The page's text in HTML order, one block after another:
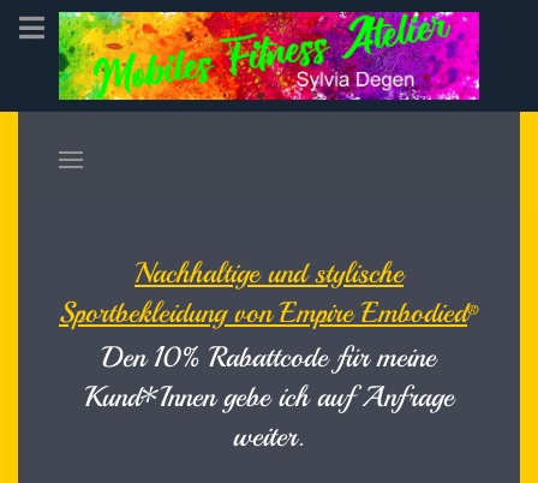
Nachhaltige und stylische
Sportbekleidung von Empire Embodied®
Den 10% Rabattcode für meine
Kund*Innen gebe ich auf Anfrage
weiter.